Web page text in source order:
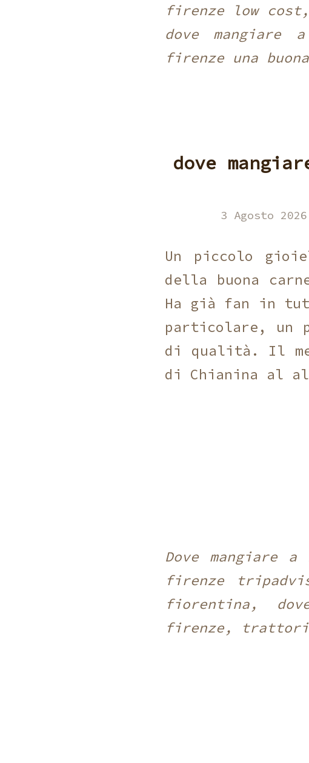
firenze low cost,
dove mangiare
firenze una
dove
3 Agosto 2026
Un piccolo
della buona
Ha già fan in
particolare, un
di qualità. Il
di Chianina al
Dove mangiare
firenze
fiorentina,
firenze,